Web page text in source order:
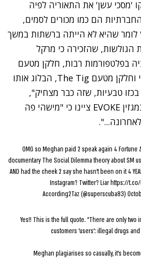
'מסכי עשן' את התאוריה לפיה
הם כמו מכורים לסמים,
לומר שהיא לא הייתה ברשתות במשך
שהזכירה כי מרקל
בפלטפורמות רבות, חלקן מטעם
בית המלוכה הבריטי וחלקן מטעם The Tig, הבלוג אותו
בכזו טבעיות, שזה כבר מצחיק",
EVOKE ציינו כי "מישהי פה
OMG so Meghan paid 2 speak again 4
documentary The Social Dilemma theory about SM
AND had the cheek 2 say she hasn’t been on it 4
Instagram? Twitter? Liarhttps://t.co/
Yes!! This is the full quote. "There are only two
customers 'users': illegal drugs and
Meghan plagiarises so casually, it's